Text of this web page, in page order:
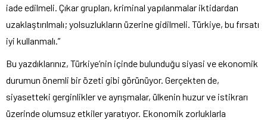
iade edilmeli. Çıkar grupları, kriminal yapılanmalar iktidardan
uzaklaştırılmalı; yolsuzlukların üzerine gidilmeli. Türkiye, bu fırsatı
iyi kullanmalı.”
Bu yazdıklarınız, Türkiye’nin içinde bulunduğu siyasi ve ekonomik
durumun önemli bir özeti gibi görünüyor. Gerçekten de,
siyasetteki gerginlikler ve ayrışmalar, ülkenin huzur ve istikrarı
üzerinde olumsuz etkiler yaratıyor. Ekonomik zorluklarla